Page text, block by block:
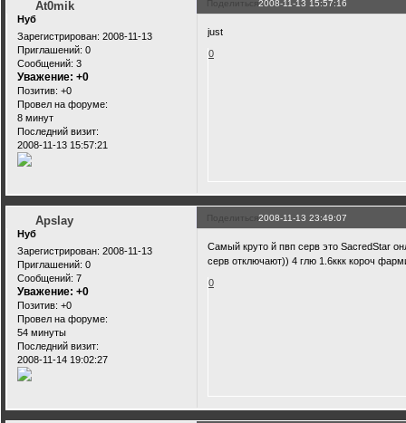
Поделиться2008-11-13 15:57:16
At0mik
Нуб
Зарегистрирован: 2008-11-13
Приглашений: 0
Сообщений: 3
Уважение: +0
Позитив: +0
Провел на форуме:
8 минут
Последний визит:
2008-11-13 15:57:21
just
0
Поделиться2008-11-13 23:49:07
Apslay
Нуб
Зарегистрирован: 2008-11-13
Приглашений: 0
Сообщений: 7
Уважение: +0
Позитив: +0
Провел на форуме:
54 минуты
Последний визит:
2008-11-14 19:02:27
Самый круто й пвп серв это SacredStar
серв отключают)) 4 глю 1.6ккк короч
0